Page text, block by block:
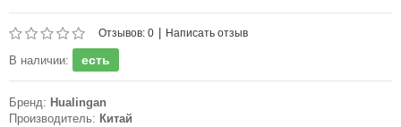
Отзывов: 0 Написать отзыв
В наличии: есть
Бренд: Hualingan
Производитель: Китай